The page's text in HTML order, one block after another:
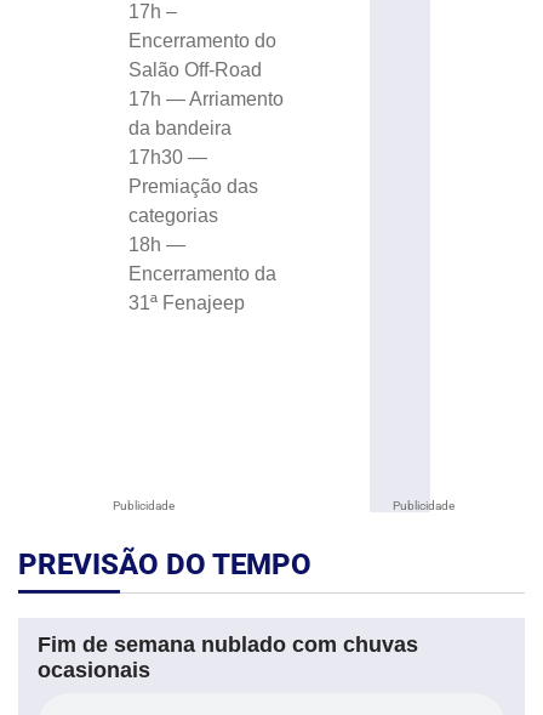
Publicidade
17h –
Encerramento do
Salão Off-Road
17h — Arriamento
da bandeira
17h30 —
Premiação das
categorias
18h —
Encerramento da
31ª Fenajeep
Publicidade
PREVISÃO DO TEMPO
Fim de semana nublado com chuvas
ocasionais